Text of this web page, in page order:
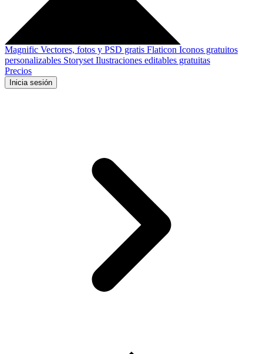
Magnific Vectores, fotos y PSD gratis Flaticon Iconos gratuitos
personalizables Storyset Ilustraciones editables gratuitas
Precios
Inicia sesión